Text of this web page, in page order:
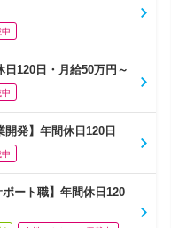
120日・月給50万円～
開発】年間休日120日
ート職】年間休日120